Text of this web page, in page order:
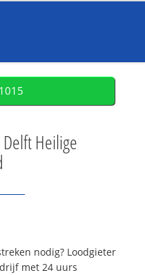
Heilige
nodig? Loodgieter
met 24 uurs